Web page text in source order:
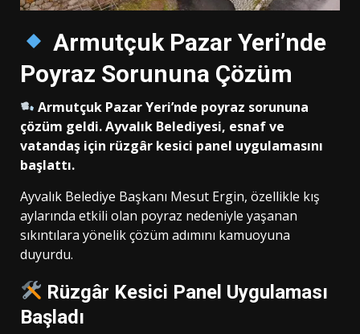
Armutçuk Pazar Yeri’nde
Poyraz Sorununa Çözüm
Armutçuk Pazar Yeri’nde poyraz sorununa
çözüm geldi. Ayvalık Belediyesi, esnaf ve
vatandaş için rüzgâr kesici panel uygulamasını
başlattı.
Ayvalık Belediye Başkanı Mesut Ergin, özellikle kış
aylarında etkili olan poyraz nedeniyle yaşanan
sıkıntılara yönelik çözüm adımını kamuoyuna
duyurdu.
Rüzgâr Kesici Panel Uygulaması
Başladı